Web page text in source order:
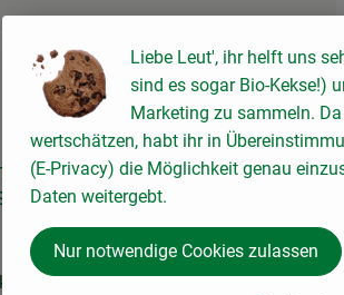
Garnelen
in
Liebe Leut', ihr helft uns
sind es sogar Bio-Kekse!)
Marketing zu sammeln.
wertschätzen, habt ihr in
(E-Privacy) die Möglichkeit genau
Daten weitergebt.
Nur notwendige Cookies zulassen